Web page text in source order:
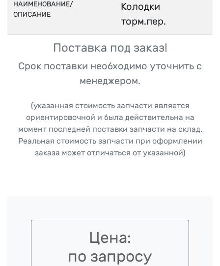
НАИМЕНОВАНИЕ/
ОПИСАНИЕ
Колодки
торм.пер.
Поставка под заказ!
Срок поставки необходимо уточнить с
менеджером.
(указанная стоимость запчасти является
ориентировочной и была действительна на
момент последней поставки запчасти на склад.
Реальная стоимость запчасти при оформлении
заказа может отличаться от указанной)
Цена:
по запросу